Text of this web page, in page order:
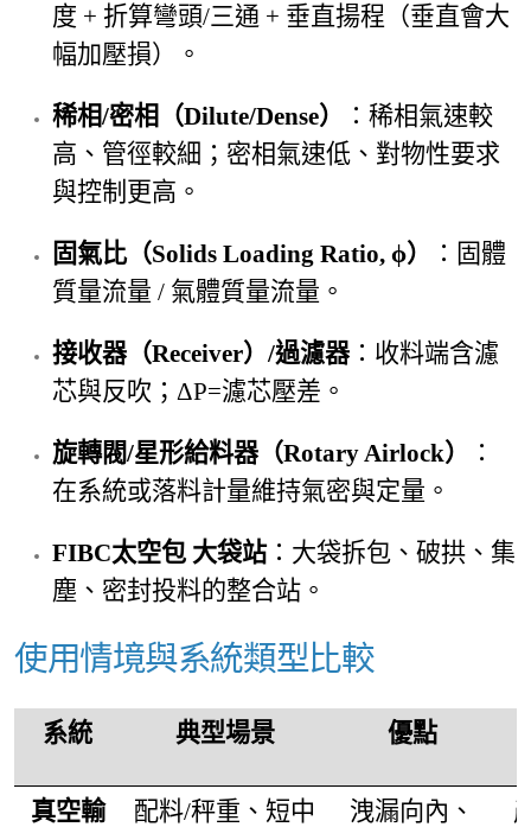
度 + 折算彎頭/三通 + 垂直揚程（垂直會大
幅加壓損）。
稀相/密相（Dilute/Dense）
：稀相氣速較
高、管徑較細；密相氣速低、對物性要求
與控制更高。
固氣比（Solids Loading Ratio, ϕ）
：固體
質量流量 / 氣體質量流量。
接收器（Receiver）/過濾器 ：收料端含濾
芯與反吹；ΔP=濾芯壓差。
旋轉閥/星形給料器（Rotary Airlock）
：
在系統或落料計量維持氣密與定量。
FIBC太空包 大袋站：大袋拆包、破拱、集
塵、密封投料的整合站。
使用情境與系統類型比較
系統 典型場景 優點
真空輸
配料/秤重、短中
洩漏向內、